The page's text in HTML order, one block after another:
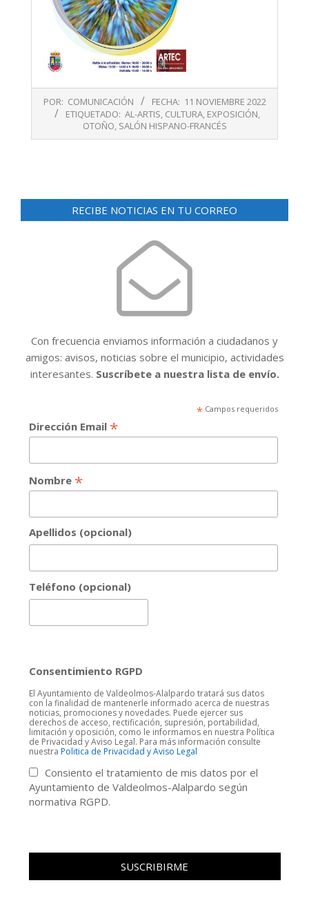
11-
POR: COMUNICACIÓN FECHA: 11 NOVIEMBRE 2022
ETIQUETADO: AL-ARTIS, CULTURA, EXPOSICIÓN,
OTOÑO, SALÓN HISPANO-FRANCÉS
RECIBE NOTICIAS EN TU CORREO
Con frecuencia enviamos información a ciudadanos y
amigos: avisos, noticias sobre el municipio, actividades
interesantes. Suscríbete a nuestra lista de envío.
*Campos requeridos
Dirección Email *
Nombre *
Apellidos (opcional)
Teléfono (opcional)
Consentimiento RGPD
El Ayuntamiento de Valdeolmos-Alalpardo tratará sus datos
con la finalidad de mantenerle informado acerca de nuestras
noticias, promociones y novedades. Puede ejercer sus
derechos de acceso, rectificación, supresión, portabilidad,
limitación y oposición, como le informamos en nuestra Política
de Privacidad y Aviso Legal. Para más información consulte
nuestra Politica de Privacidad y Aviso Legal
Consiento el tratamiento de mis datos por el
Ayuntamiento de Valdeolmos-Alalpardo según
normativa RGPD.